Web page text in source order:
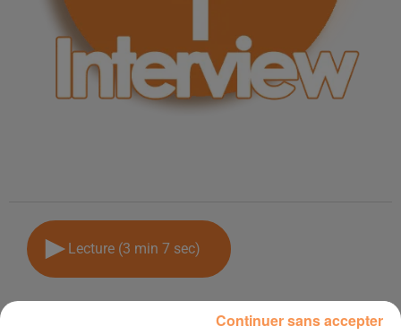
Lecture (3 min 7 sec)
Continuer sans accepter